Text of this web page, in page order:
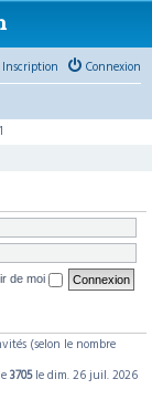
Connexion
Inscription
de moi
(selon le nombre
3705le dim. 26 juil. 2026